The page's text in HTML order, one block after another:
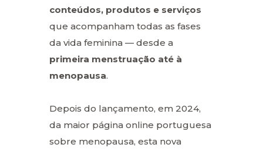
conteúdos, produtos e serviços
que acompanham todas as fases
da vida feminina — desde a
primeira menstruação até à
menopausa.
Depois do lançamento, em 2024,
da maior página online portuguesa
sobre menopausa, esta nova